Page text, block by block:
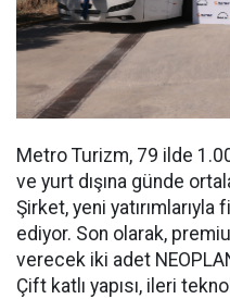
Metro Turizm, 79 ilde
ve yurt dışına günde
Şirket, yeni
ediyor. Son olarak,
verecek iki adet
Çift katlı yapısı, ileri